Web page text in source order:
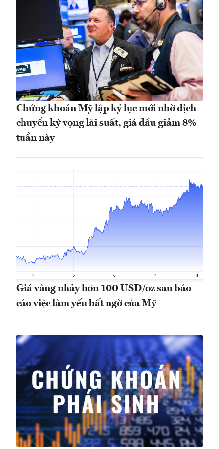
Chứng khoán Mỹ lập kỷ lục mới nhờ dịch
chuyển kỳ vọng lãi suất, giá dầu giảm 8%
tuần này
Giá vàng nhảy hơn 100 USD/oz sau báo
cáo việc làm yếu bất ngờ của Mỹ